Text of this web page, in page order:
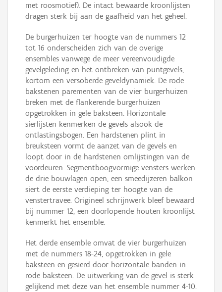
met roosmotief). De intact bewaarde kroonlijsten
dragen sterk bij aan de gaafheid van het geheel.
De burgerhuizen ter hoogte van de nummers 12
tot 16 onderscheiden zich van de overige
ensembles vanwege de meer vereenvoudigde
gevelgeleding en het ontbreken van puntgevels,
kortom een versoberde geveldynamiek. De rode
bakstenen parementen van de vier burgerhuizen
breken met de flankerende burgerhuizen
opgetrokken in gele baksteen. Horizontale
sierlijsten kenmerken de gevels alsook de
ontlastingsbogen. Een hardstenen plint in
breuksteen vormt de aanzet van de gevels en
loopt door in de hardstenen omlijstingen van de
voordeuren. Segmentboogvormige vensters werken
de drie bouwlagen open, een smeedijzeren balkon
siert de eerste verdieping ter hoogte van de
venstertravee. Origineel schrijnwerk bleef bewaard
bij nummer 12, een doorlopende houten kroonlijst
kenmerkt het ensemble.
Het derde ensemble omvat de vier burgerhuizen
met de nummers 18-24, opgetrokken in gele
baksteen en gesierd door horizontale banden in
rode baksteen. De uitwerking van de gevel is sterk
gelijkend met deze van het ensemble nummer 4-10.